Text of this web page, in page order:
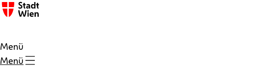
Zum Inhalt
Menü
Menü